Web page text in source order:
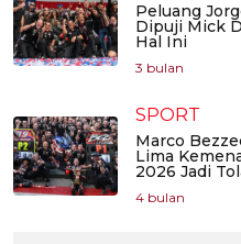
Peluang
Dipuji Mick
Hal Ini
3 bulan
SPORT
Marco
Lima
2026 Jadi
4 bulan